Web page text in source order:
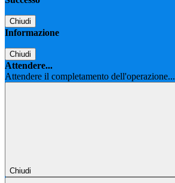
Chiudi
Informazione
Chiudi
Attendere...
Attendere il completamento dell'operazione...
Chiudi